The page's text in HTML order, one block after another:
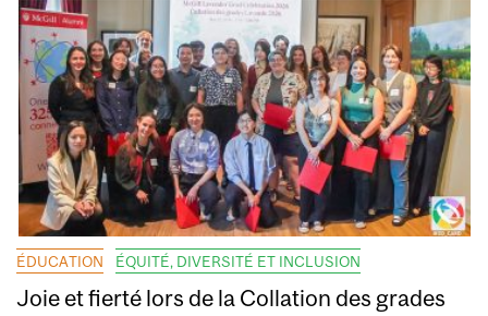
ÉDUCATION ÉQUITÉ, DIVERSITÉ ET INCLUSION
Joie et fierté lors de la Collation des grades